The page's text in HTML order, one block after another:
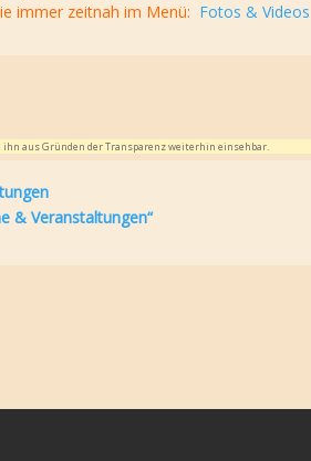
immer zeitnah im Menü: Fotos & Videos
aus Gründen der Transparenz weiterhin einsehbar.
Veranstaltungen“